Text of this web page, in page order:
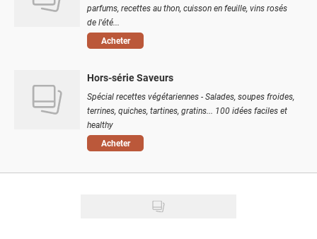
parfums, recettes au thon, cuisson en feuille, vins rosés
de l'été...
Acheter
Hors-série Saveurs
Spécial recettes végétariennes - Salades, soupes froides,
terrines, quiches, tartines, gratins... 100 idées faciles et
healthy
Acheter